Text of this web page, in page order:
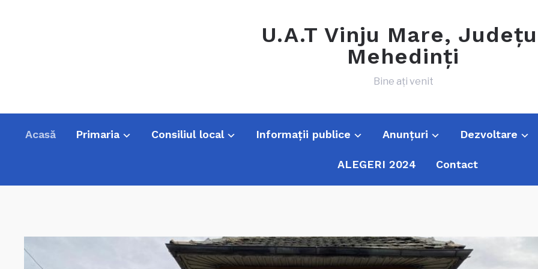
U.A.T Vinju Mare,
Mehedinți
Bine ați venit
Acasă Primaria Consiliul local Informații publice Anunțuri Dezvoltare
ALEGERI 2024 Contact